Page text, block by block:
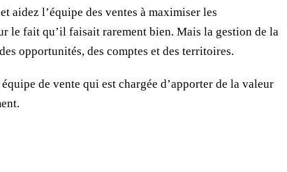
aidez l’équipe des ventes à maximiser les
le fait qu’il faisait rarement bien. Mais la gestion de la
opportunités, des comptes et des territoires.
de vente qui est chargée d’apporter de la valeur